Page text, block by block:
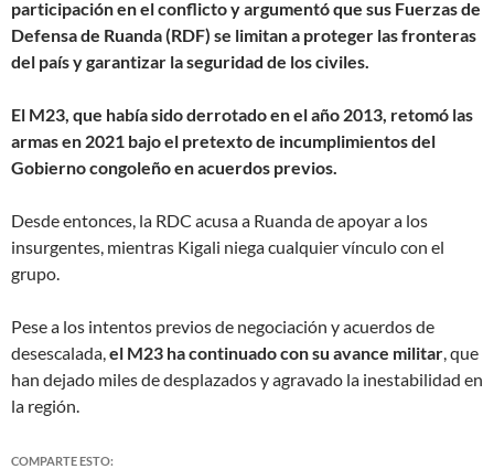
participación en el conflicto y argumentó que sus Fuerzas de
Defensa de Ruanda (RDF) se limitan a proteger las fronteras
del país y garantizar la seguridad de los civiles.
El M23, que había sido derrotado en el año 2013, retomó las
armas en 2021 bajo el pretexto de incumplimientos del
Gobierno congoleño en acuerdos previos.
Desde entonces, la RDC acusa a Ruanda de apoyar a los
insurgentes, mientras Kigali niega cualquier vínculo con el
grupo.
Pese a los intentos previos de negociación y acuerdos de
desescalada,el M23 ha continuado con su avance militar, que
han dejado miles de desplazados y agravado la inestabilidad en
la región.
COMPARTE ESTO: